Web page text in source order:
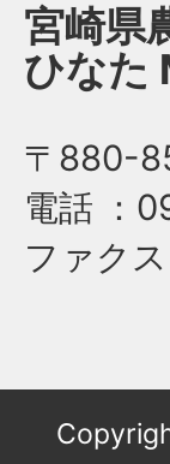
宮崎県
ひなた
〒880-
電話 ：
ファクス